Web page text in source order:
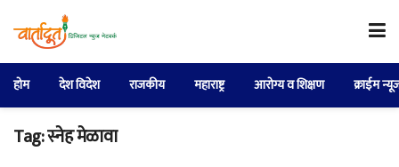
होम देश विदेश राजकीय महाराष्ट्र आरोग्य व शिक्षण क्राईम
Tag:स्नेह मेळावा